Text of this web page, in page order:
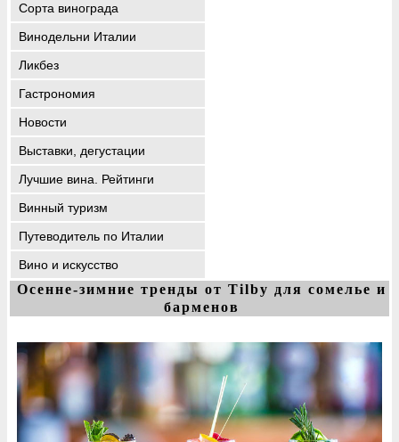
Сорта винограда
Винодельни Италии
Ликбез
Гастрономия
Новости
Выставки, дегустации
Лучшие вина. Рейтинги
Винный туризм
Путеводитель по Италии
Вино и искусство
Осенне-зимние тренды от Tilby для сомелье и
барменов